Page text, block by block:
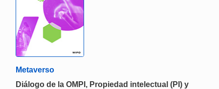
Metaverso
Diálogo de la OMPI, Propiedad intelectual (PI) y